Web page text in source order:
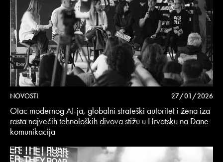
NOVOSTI 27/01/2026
Otac modernog AI-ja, globalni strateški autoritet i žena iza
rasta najvećih tehnoloških divova stižu u Hrvatsku na Dane
komunikacija